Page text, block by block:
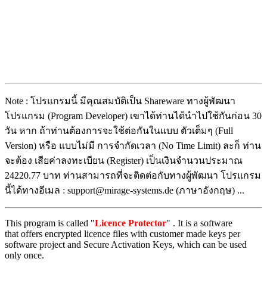
Note : โปรแกรมนี้ มีคุณสมบัติเป็น Shareware ทางผู้พัฒนา
โปรแกรม (Program Developer) เขาได้ท่านได้นำไปใช้กันก่อน 30
วัน หาก ถ้าท่านต้องการจะใช้ต่อกันในแบบ ตัวเต็มๆ (Full
Version) หรือ แบบไม่มี การจำกัดเวลา (No Time Limit) ละก็ ท่าน
จะต้อง เสียค่าลงทะเบียน (Register) เป็นเงินจำนวนประมาณ
24220.77 บาท ท่านสามารถที่จะติดต่อกับทางผู้พัฒนา โปรแกรม
นี้ได้ทางอีเมล : support@mirage-systems.de (ภาษาอังกฤษ) ...
This program is called "Licence Protector" . It is a software
that offers encrypted licence files with customer made keys per
software project and Secure Activation Keys, which can be used
only once.